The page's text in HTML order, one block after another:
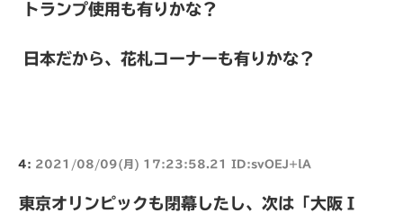
トランプ使用も有りかな？
日本だから、花札コーナーも有りかな？
4: 2021/08/09(月) 17:23:58.21 ID:svOEJ+lA
東京オリンピックも閉幕したし、次は「大阪Ｉ